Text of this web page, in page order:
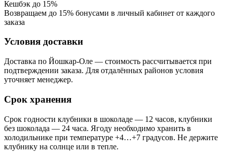
Кешбэк до 15%
Возвращаем до 15% бонусами в личный кабинет от каждого
заказа
Условия доставки
Доставка по Йошкар-Оле — стоимость рассчитывается при
подтверждении заказа. Для отдалённых районов условия
уточняет менеджер.
Срок хранения
Срок годности клубники в шоколаде — 12 часов, клубники
без шоколада — 24 часа. Ягоду необходимо хранить в
холодильнике при температуре +4…+7 градусов. Не держите
клубнику на солнце или в тепле.